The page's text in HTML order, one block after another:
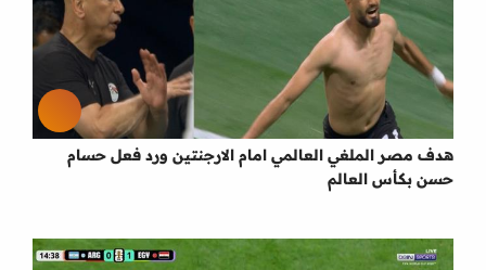
هدف مصر الملغي العالمي امام الارجنتين ورد فعل حسام
حسن بكأس العالم